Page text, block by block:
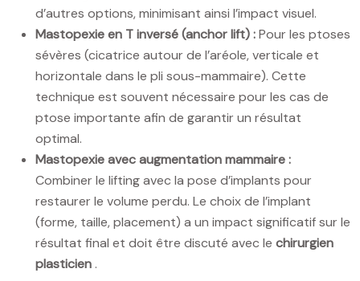
d’autres options, minimisant ainsi l’impact visuel.
Mastopexie en T inversé (anchor lift) :Pour les ptoses
sévères (cicatrice autour de l’aréole, verticale et
horizontale dans le pli sous-mammaire). Cette
technique est souvent nécessaire pour les cas de
ptose importante afin de garantir un résultat
optimal.
Mastopexie avec augmentation mammaire :
Combiner le lifting avec la pose d’implants pour
restaurer le volume perdu. Le choix de l’implant
(forme, taille, placement) a un impact significatif sur le
résultat final et doit être discuté avec le chirurgien
plasticien .